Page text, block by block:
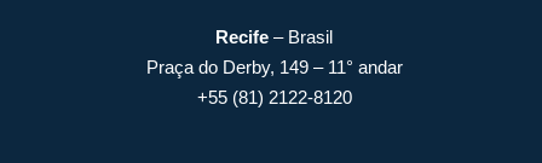
Recife – Brasil
Praça do Derby, 149 – 11° andar
+55 (81) 2122-8120